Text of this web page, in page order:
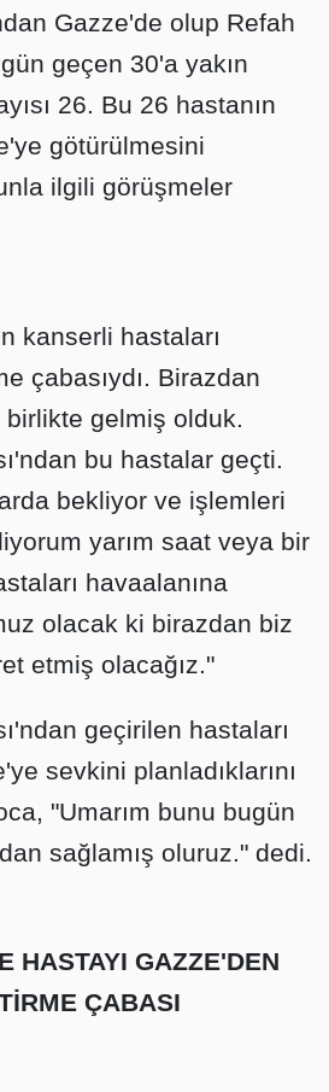
Gazze'de olup Refah
geçen 30'a yakın
26. Bu 26 hastanın
götürülmesini
ilgili görüşmeler
kanserli hastaları
çabasıydı. Birazdan
birlikte gelmiş olduk.
bu hastalar geçti.
bekliyor ve işlemleri
yarım saat veya bir
havaalanına
olacak ki birazdan biz
etmiş olacağız."
geçirilen hastaları
sevkini planladıklarını
"Umarım bunu bugün
sağlamış oluruz." dedi.
HASTAYI GAZZE'DEN
ÇABASI